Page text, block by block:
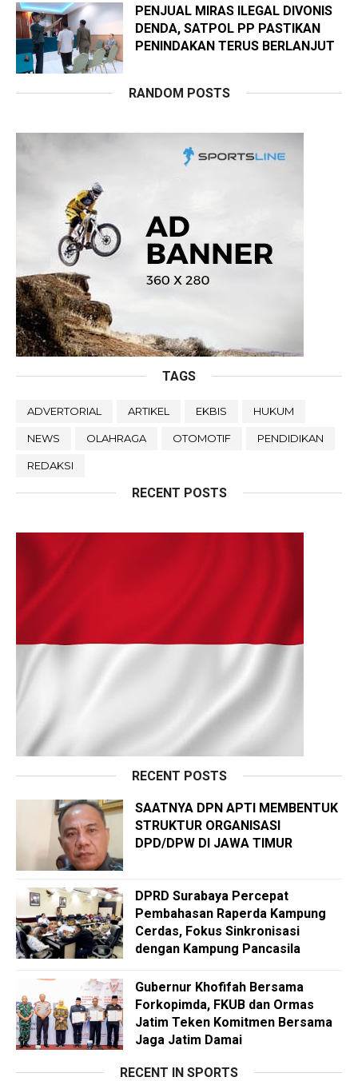
PENJUAL MIRAS ILEGAL DIVONIS
DENDA, SATPOL PP PASTIKAN
PENINDAKAN TERUS BERLANJUT
RANDOM POSTS
TAGS
ADVERTORIAL ARTIKEL EKBIS HUKUM
NEWS OLAHRAGA OTOMOTIF PENDIDIKAN
REDAKSI
RECENT POSTS
RECENT POSTS
SAATNYA DPN APTI MEMBENTUK
STRUKTUR ORGANISASI
DPD/DPW DI JAWA TIMUR
DPRD Surabaya Percepat
Pembahasan Raperda Kampung
Cerdas, Fokus Sinkronisasi
dengan Kampung Pancasila
Gubernur Khofifah Bersama
Forkopimda, FKUB dan Ormas
Jatim Teken Komitmen Bersama
Jaga Jatim Damai
RECENT IN SPORTS